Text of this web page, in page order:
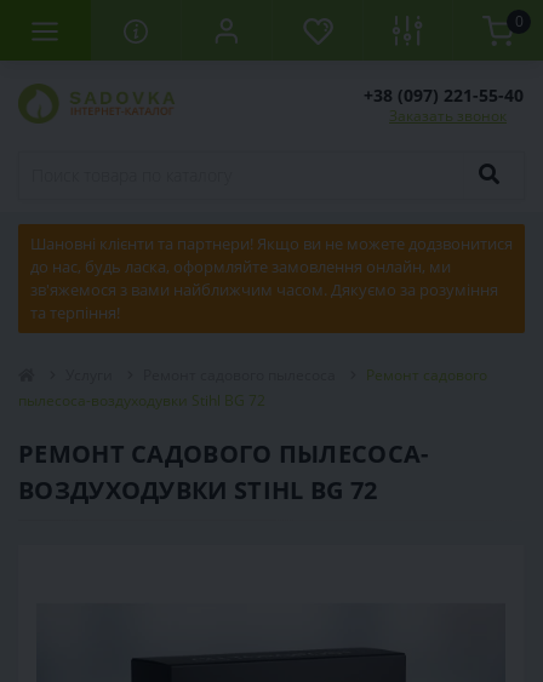
0
+38 (097) 221-55-40
Заказать звонок
Шановні клієнти та партнери! Якщо ви не можете додзвонитися
до нас, будь ласка, оформляйте замовлення онлайн, ми
зв'яжемося з вами найближчим часом. Дякуємо за розуміння
та терпіння!
Ремонт садового
пылесоса-воздуходувки Stihl BG 72
РЕМОНТ САДОВОГО ПЫЛЕСОСА-
ВОЗДУХОДУВКИ STIHL BG 72